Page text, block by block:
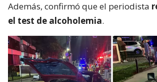
Además, confirmó que el periodista
el test de alcoholemia.